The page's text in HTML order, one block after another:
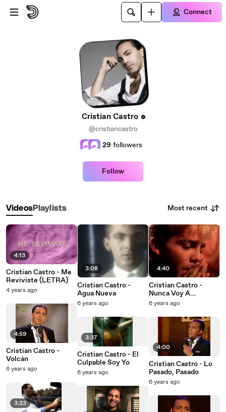
Skip to main content
Connect
Cristian Castro
@cristiancastro
29 followers
Follow
VideosPlaylists Most recent
4:13
Cristian Castro - Me
Reviviste (LETRA)
4 years ago
4:59
Cristian Castro -
Volcán
6 years ago
3:23
3:08
Cristian Castro -
Agua Nueva
6 years ago
3:37
Cristian Castro - El
Culpable Soy Yo
6 years ago
4:40
Cristian Castro -
Nunca Voy A
Olvidarte
6 years ago
4:00
Cristian Castro - Lo
Pasado, Pasado
6 years ago